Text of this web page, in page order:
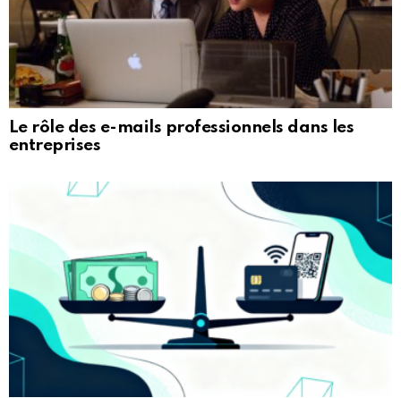
Le rôle des e-mails professionnels dans les
entreprises